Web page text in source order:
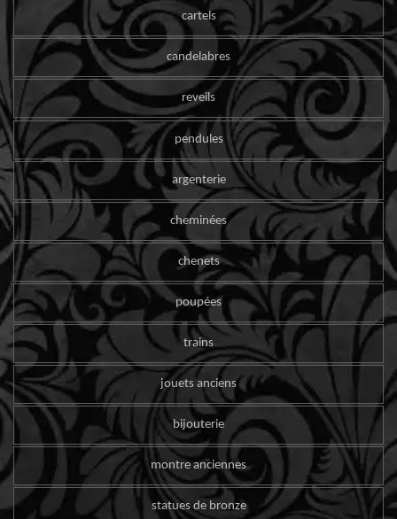
cartels
candelabres
reveils
pendules
argenterie
cheminées
chenets
poupées
trains
jouets anciens
bijouterie
montre anciennes
statues de bronze